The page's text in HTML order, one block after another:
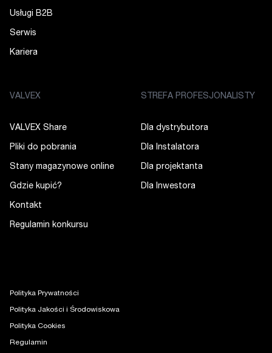
Usługi B2B
Serwis
Kariera
VALVEX
VALVEX Share
Pliki do pobrania
Stany magazynowe online
Gdzie kupić?
Kontakt
Regulamin konkursu
STREFA PROFESJONALISTY
Dla dystrybutora
Dla Instalatora
Dla projektanta
Dla Inwestora
Polityka Prywatności
Polityka Jakości i Środowiskowa
Polityka Cookies
Regulamin